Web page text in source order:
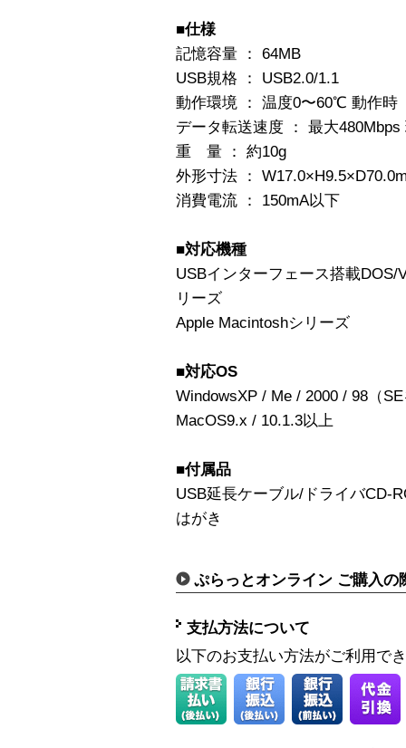
■仕様
記憶容量 ： 64MB
USB規格 ： USB2.0/1.1
動作環境 ： 温度0〜60℃ 動作時
データ転送速度 ： 最大480Mbps
重 量 ： 約10g
外形寸法 ：
消費電流 ： 150mA以下
■対応機種
USBインターフェース搭載
リーズ
Apple Macintoshシリーズ
■対応OS
WindowsXP / Me / 2000 / 98（
MacOS9.x / 10.1.3以上
■付属品
USB延長ケーブル/ドライバCD-
はがき
ぷらっとオンライン ご購入の
支払方法について
以下のお支払い方法がご利用で